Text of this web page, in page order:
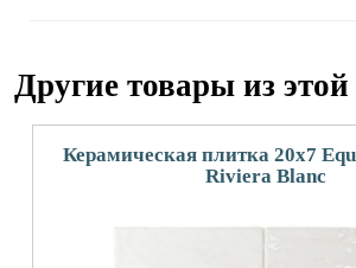
Другие товары из
Керамическая плитка 20x7
Riviera Blanc